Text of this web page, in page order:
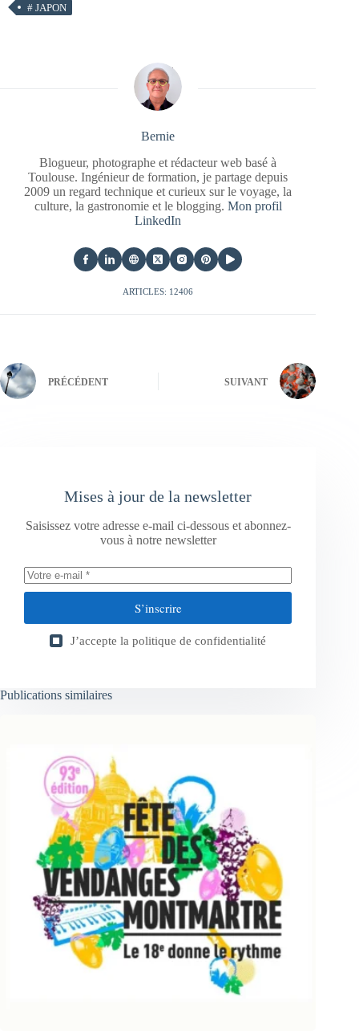
# JAPON
Bernie
Blogueur, photographe et rédacteur web basé à
Toulouse. Ingénieur de formation, je partage depuis
2009 un regard technique et curieux sur le voyage, la
culture, la gastronomie et le blogging. Mon profil
LinkedIn
ARTICLES: 12406
PRÉCÉDENT SUIVANT
Mises à jour de la newsletter
Saisissez votre adresse e-mail ci-dessous et abonnez-
vous à notre newsletter
S’inscrire
J’accepte la politique de confidentialité
Publications similaires